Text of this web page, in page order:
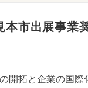
市出展事業
開拓と企業の国